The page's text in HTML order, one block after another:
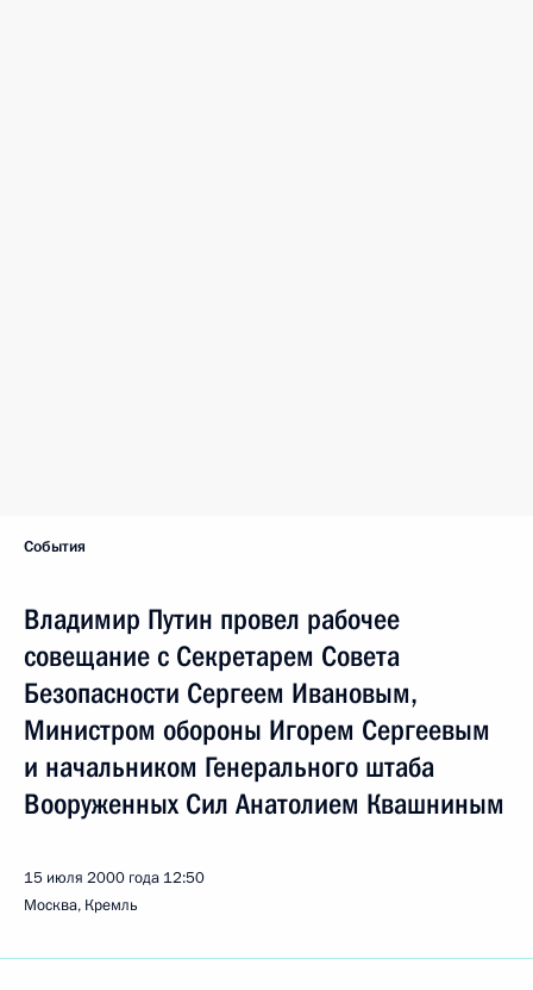
События
Владимир Путин провел рабочее
совещание с Секретарем Совета
Безопасности Сергеем Ивановым,
Министром обороны Игорем Сергеевым
и начальником Генерального штаба
Вооруженных Сил Анатолием Квашниным
15 июля 2000 года 12:50
Москва, Кремль